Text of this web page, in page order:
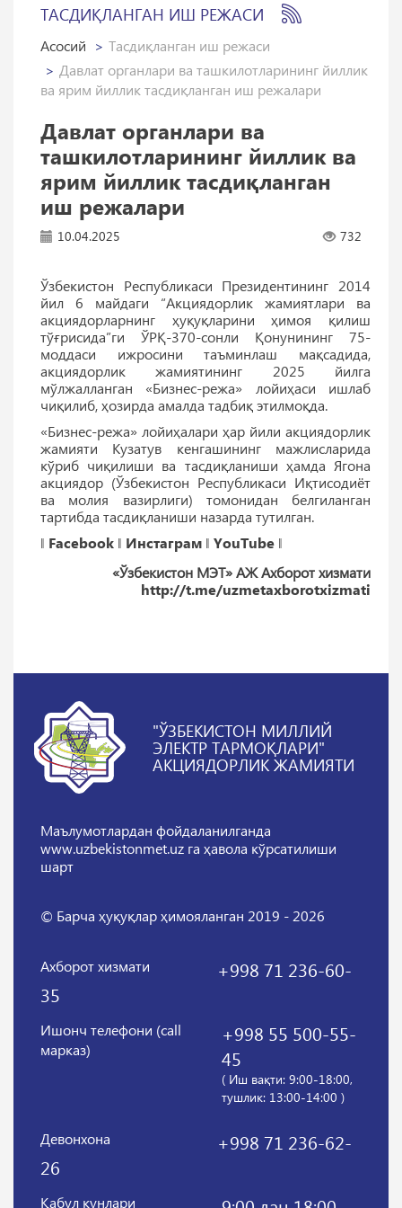
ТАСДИҚЛАНГАН ИШ РЕЖАСИ
Асосий
Тасдиқланган иш режаси
Давлат органлари ва ташкилотларининг йиллик
ва ярим йиллик тасдиқланган иш режалари
Давлат органлари ва
ташкилотларининг йиллик ва
ярим йиллик тасдиқланган
иш режалари
10.04.2025 732
Ўзбекистон Республикаси Президентининг 2014
йил 6 майдаги “Акциядорлик жамиятлари ва
акциядорларнинг ҳуқуқларини ҳимоя қилиш
тўғрисида”ги ЎРҚ-370-сонли Қонунининг 75-
моддаси ижросини таъминлаш мақсадида,
акциядорлик жамиятининг 2025 йилга
мўлжалланган «Бизнес-режа» лойиҳаси ишлаб
чиқилиб, ҳозирда амалда тадбиқ этилмоқда.
«Бизнес-режа» лойиҳалари ҳар йили акциядорлик
жамияти Кузатув кенгашининг мажлисларида
кўриб чиқилиши ва тасдиқланиши ҳамда Ягона
акциядор (Ўзбекистон Республикаси Иқтисодиёт
ва молия вазирлиги) томонидан белгиланган
тартибда тасдиқланиши назарда тутилган.
‖ Facebook ‖ Инстаграм ‖ YouTube ‖
«Ўзбекистон МЭТ» АЖ Ахборот хизмати
http://t.me/uzmetaxborotxizmati
"ЎЗБЕКИСТОН МИЛЛИЙ
ЭЛЕКТР ТАРМОҚЛАРИ"
АКЦИЯДОРЛИК ЖАМИЯТИ
Маълумотлардан фойдаланилганда
www.uzbekistonmet.uz га ҳавола кўрсатилиши
шарт
© Барча ҳуқуқлар ҳимояланган 2019 - 2026
Ахборот хизмати
+998 71 236-60-
35
Ишонч телефони (call
марказ)
+998 55 500-55-
45
( Иш вақти: 9:00-18:00,
тушлик: 13:00-14:00 )
Девонхона
+998 71 236-62-
26
Қабул кунлари